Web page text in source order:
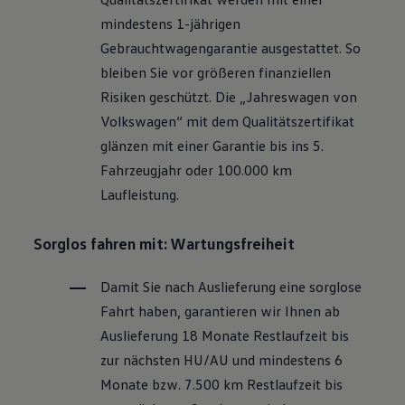
Räder und Reifen
Pannen- und Unfallhilfe
Volkswagen Teile
Zubehör
Schutz und Pflege
Transport
Individualisieren
Wallbox und Ladekabel
Volkswagen Apps, Login und Shop
Handy und Fahrzeug verbinden
Über Ihr Auto
Vorgängermodelle
Kundeninformationen
Volkswagen Kundenbetreuung
Warn- und Kontrollleuchten
Digitale Betriebsanleitung
mindestens 1-jährigen
Gebrauchtwagengarantie ausgestattet. So
bleiben Sie vor größeren finanziellen
Risiken geschützt. Die „Jahreswagen von
Volkswagen“ mit dem Qualitätszertifikat
glänzen mit einer Garantie bis ins 5.
Fahrzeugjahr oder 100.000 km
Laufleistung.
Sorglos fahren mit: Wartungsfreiheit
Damit Sie nach Auslieferung eine sorglose
Fahrt haben, garantieren wir Ihnen ab
Auslieferung 18 Monate Restlaufzeit bis
zur nächsten HU/AU und mindestens 6
Monate bzw. 7.500 km Restlaufzeit bis